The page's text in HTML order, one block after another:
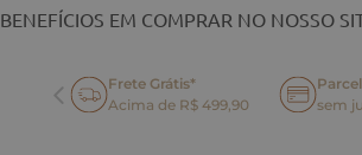
BENEFÍCIOS EM COMPRAR NO NOSSO
Frete Grátis*
Acima de R$ 499,90
sem